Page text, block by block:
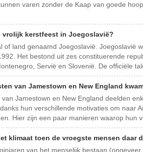
varen zonder de Kaap van goede
vrolijk kerstfeest in Joegoslavië?
of land genaamd Joegoslavië. Joegoslavië
Het bestond uit zes constituerende
Servië en Slovenië. De officiële
van Jamestown en New England
van Jamestown en New England deelden
hun verschillende motivaties om naar
Hier zijn een paar manieren waarop hun
klimaat toen de vroegste mensen daar
van het menselijk bestaan